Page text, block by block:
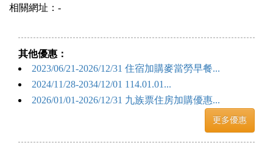
相關網址：-
其他優惠：
2023/06/21-2026/12/31 住宿加購麥當勞早餐...
2024/11/28-2034/12/01 114.01.01...
2026/01/01-2026/12/31 九族票住房加購優惠...
更多優惠